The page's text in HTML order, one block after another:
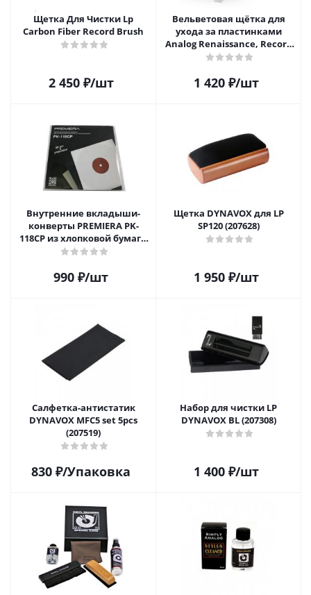
Щетка Для Чистки Lp
Carbon Fiber Record Brush
2 450₽/шт
Вельветовая щётка для
ухода за пластинками
Analog Renaissance, Record
Velvet Brush, AR-7152, White
1 420₽/шт
Внутренние вкладыши-
конверты PREMIERA PK-
118CP из хлопковой бумаги
для 12" виниловых
990 ₽/шт
Щетка DYNAVOX для LP
SP120 (207628)
1 950₽/шт
Салфетка-aнтистатик
DYNAVOX MFC5 set 5pcs
(207519)
830 ₽/Упаковка
Набор для чистки LP
DYNAVOX BL (207308)
1 400₽/шт